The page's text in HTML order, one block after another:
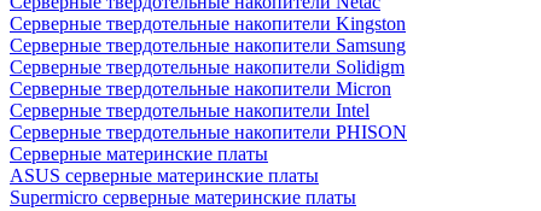
Cерверные твердотельные накопители Kingston
Cерверные твердотельные накопители Samsung
Cерверные твердотельные накопители Solidigm
Cерверные твердотельные накопители Micron
Cерверные твердотельные накопители Intel
Cерверные твердотельные накопители PHISON
Серверные материнские платы
ASUS серверные материнские платы
Supermicro серверные материнские платы